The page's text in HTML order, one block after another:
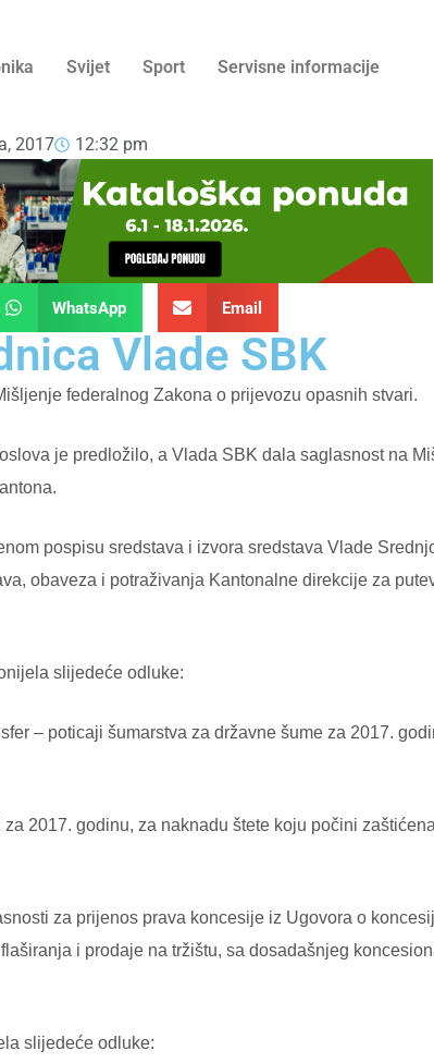
Svijet Sport Servisne informacije
2017 12:32 pm
WhatsApp Email
Vlade SBK
federalnog Zakona o prijevozu opasnih stvari.
je predložilo, a Vlada SBK dala saglasnost na
pospisu sredstava i izvora sredstava Vlade
obaveza i potraživanja Kantonalne direkcije za
slijedeće odluke:
poticaji šumarstva za državne šume za 2017.
godinu, za naknadu štete koju počini
za prijenos prava koncesije iz Ugovora o
i prodaje na tržištu, sa dosadašnjeg
slijedeće odluke: